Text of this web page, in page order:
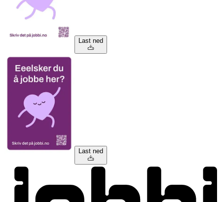
Last ned
Last ned